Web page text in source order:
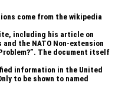
come from the wikipedia
including his article on
the NATO Non-extension
The document itself
information in the United
to be shown to named